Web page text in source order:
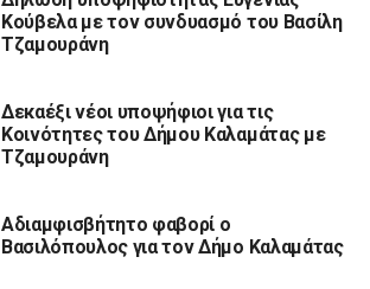
Κούβελα με τον συνδυασμό του Βασίλη
Τζαμουράνη
Δεκαέξι νέοι υποψήφιοι για τις
Κοινότητες του Δήμου Καλαμάτας με
Τζαμουράνη
Αδιαμφισβήτητο φαβορί ο
Βασιλόπουλος για τον Δήμο Καλαμάτας